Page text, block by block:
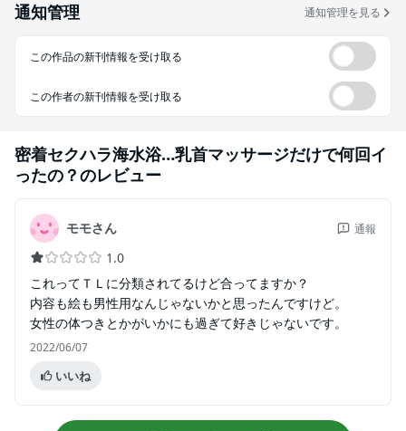
通知管理 通知管理を見る
この作品の新刊情報を受け取る
この作者の新刊情報を受け取る
密着セクハラ海水浴…乳首マッサージだけで何回イ
ったの？のレビュー
モモさん 通報
1.0
これってＴＬに分類されてるけど合ってますか？
内容も絵も男性用なんじゃないかと思ったんですけど。
女性の体つきとかがいかにも過ぎて好きじゃないです。
2022/06/07
いいね